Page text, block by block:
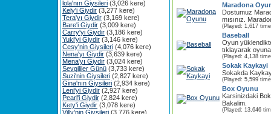
lola'nın Giysileri (3,026 kere)
Kely'i Giydir (3,277 kere)
Tera'yı Giydir (3,169 kere)
Bare'i Giydir (3,009 kere)
Carry'yi Giydir (3,186 kere)
Yuki'yi Giydir (3,146 kere)
Cesy'nin Giysileri (4,076 kere)
Nena'yı Giydir (3,639 kere)
Mena'yı Giydir (3,024 kere)
Sevgililer Günü (3,733 kere)
Suzi'nin Giysileri (2,827 kere)
Gina'nın Giysileri (2,934 kere)
Leni'yi Giydir (2,927 kere)
Pearl'i Giydir (2,824 kere)
Kety'i Giydir (3,078 kere)
Villy'nin Giysileri (3,776 kere)
Maradona
Dostumuz
mısınız.
(Played: 1,617
Baseball
Oyun
tıklayarak
(Played: 4,138
Sokak Kaykayi
Sokakda
(Played: 5,599
Box Oyunu
Karsinizdaki
Bakalim.
(Played: 13,646